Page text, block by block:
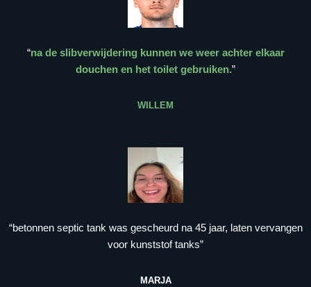
“na de slibverwijdering kunnen we weer achter elkaar
douchen en het toilet gebruiken.”
WILLEM
“betonnen septic tank was gescheurd na 45 jaar, laten vervangen
voor kunststof tanks”
MARJA